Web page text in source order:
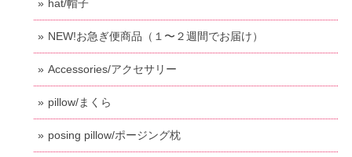
hat/帽子
NEW!お急ぎ便商品（１〜２週間でお届け）
Accessories/アクセサリー
pillow/まくら
posing pillow/ポージング枕